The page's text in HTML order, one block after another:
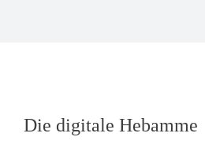
Die digitale Hebamme